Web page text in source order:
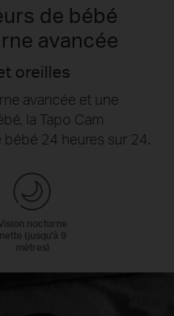
de bébé
avancée
oreilles
avancée et une
la Tapo Cam
24 heures sur 24.
nocturne
nette (jusqu'à 9
mètres)